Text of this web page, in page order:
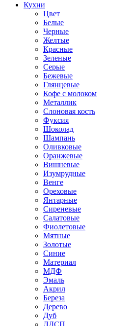
Кухни
Цвет
Белые
Черные
Желтые
Красные
Зеленые
Серые
Бежевые
Глянцевые
Кофе с молоком
Металлик
Слоновая кость
Фуксия
Шоколад
Шампань
Оливковые
Оранжевые
Вишневые
Изумрудные
Венге
Ореховые
Янтарные
Сиреневые
Салатовые
Фиолетовые
Мятные
Золотые
Синие
Материал
МДФ
Эмаль
Акрил
Береза
Дерево
Дуб
ЛДСП